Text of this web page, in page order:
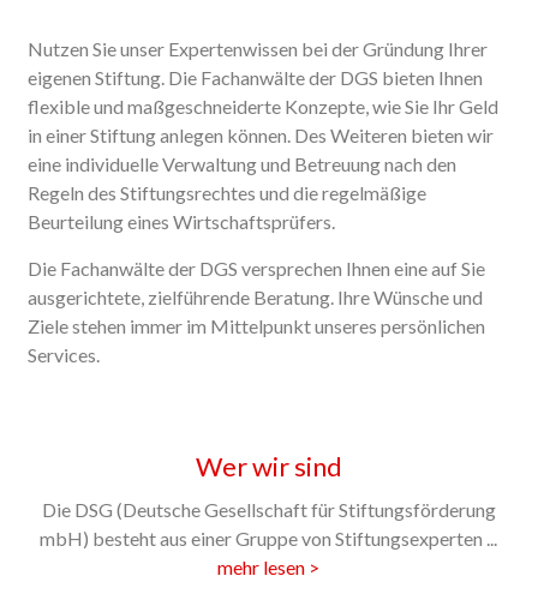
Nutzen Sie unser Expertenwissen bei der Gründung Ihrer
eigenen Stiftung. Die Fachanwälte der DGS bieten Ihnen
flexible und maßgeschneiderte Konzepte, wie Sie Ihr Geld
in einer Stiftung anlegen können. Des Weiteren bieten wir
eine individuelle Verwaltung und Betreuung nach den
Regeln des Stiftungsrechtes und die regelmäßige
Beurteilung eines Wirtschaftsprüfers.
Die Fachanwälte der DGS versprechen Ihnen eine auf Sie
ausgerichtete, zielführende Beratung. Ihre Wünsche und
Ziele stehen immer im Mittelpunkt unseres persönlichen
Services.
Wer wir sind
Die DSG (Deutsche Gesellschaft für Stiftungsförderung
mbH) besteht aus einer Gruppe von Stiftungsexperten ...
mehr lesen >